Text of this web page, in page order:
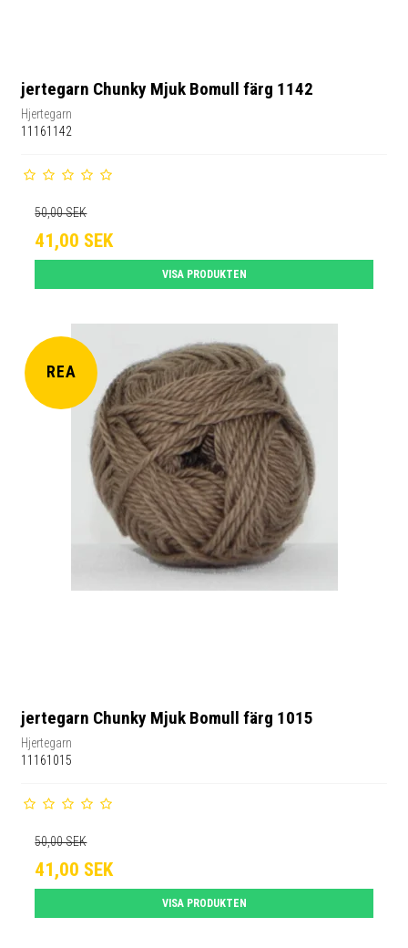
jertegarn Chunky Mjuk Bomull färg 1142
Hjertegarn
11161142
50,00 SEK
41,00 SEK
VISA PRODUKTEN
REA
jertegarn Chunky Mjuk Bomull färg 1015
Hjertegarn
11161015
50,00 SEK
41,00 SEK
VISA PRODUKTEN